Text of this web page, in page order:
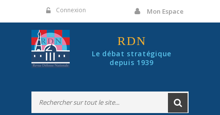
Connexion Mon Espace
RDN
Le débat stratégique
depuis 1939